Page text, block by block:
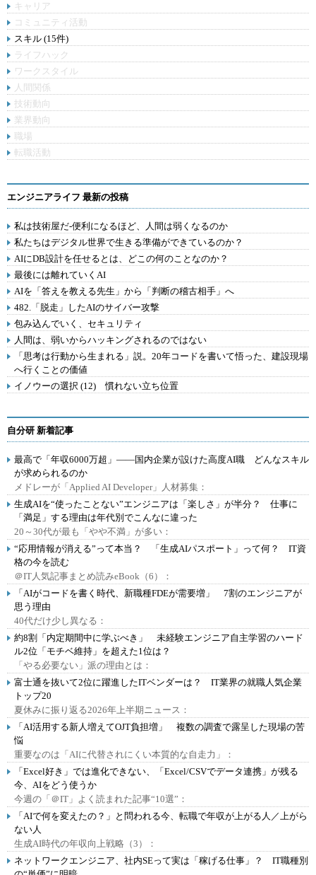
キャリア
コミュニティ活動
スキル (15件)
ライフハック
ワークスタイル
人間関係
技術動向
業界動向
職場
転職活動
エンジニアライフ 最新の投稿
私は技術屋だ-便利になるほど、人間は弱くなるのか
私たちはデジタル世界で生きる準備ができているのか？
AIにDB設計を任せるとは、どこの何のことなのか？
最後には離れていくAI
AIを「答えを教える先生」から「判断の稽古相手」へ
482.「脱走」したAIのサイバー攻撃
包み込んでいく、セキュリティ
人間は、弱いからハッキングされるのではない
「思考は行動から生まれる」説。20年コードを書いて悟った、建設現場
へ行くことの価値
イノウーの選択 (12) 慣れない立ち位置
自分研 新着記事
最高で「年収6000万超」――国内企業が設けた高度AI職 どんなスキル
が求められるのか
メドレーが「Applied AI Developer」人材募集：
生成AIを“使ったことない”エンジニアは「楽しさ」が半分？ 仕事に
「満足」する理由は年代別でこんなに違った
20～30代が最も「やや不満」が多い：
“応用情報が消える”って本当？ 「生成AIパスポート」って何？ IT資
格の今を読む
＠IT人気記事まとめ読みeBook（6）：
「AIがコードを書く時代、新職種FDEが需要増」 7割のエンジニアが
思う理由
40代だけ少し異なる：
約8割「内定期間中に学ぶべき」 未経験エンジニア自主学習のハード
ル2位「モチベ維持」を超えた1位は？
「やる必要ない」派の理由とは：
富士通を抜いて2位に躍進したITベンダーは？ IT業界の就職人気企業
トップ20
夏休みに振り返る2026年上半期ニュース：
「AI活用する新人増えてOJT負担増」 複数の調査で露呈した現場の苦
悩
重要なのは「AIに代替されにくい本質的な自走力」：
「Excel好き」では進化できない、「Excel/CSVでデータ連携」が残る
今、AIをどう使うか
今週の「＠IT」よく読まれた記事“10選”：
「AIで何を変えたの？」と問われる今、転職で年収が上がる人／上がら
ない人
生成AI時代の年収向上戦略（3）：
ネットワークエンジニア、社内SEって実は「稼げる仕事」？ IT職種別